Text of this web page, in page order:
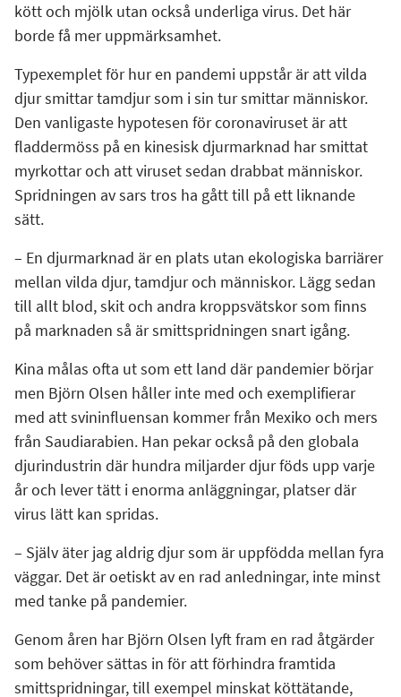
kött och mjölk utan också underliga virus. Det här
borde få mer uppmärksamhet.
Typexemplet för hur en pandemi uppstår är att vilda
djur smittar tamdjur som i sin tur smittar människor.
Den vanligaste hypotesen för coronaviruset är att
fladdermöss på en kinesisk djurmarknad har smittat
myrkottar och att viruset sedan drabbat människor.
Spridningen av sars tros ha gått till på ett liknande
sätt.
– En djurmarknad är en plats utan ekologiska barriärer
mellan vilda djur, tamdjur och människor. Lägg sedan
till allt blod, skit och andra kroppsvätskor som finns
på marknaden så är smittspridningen snart igång.
Kina målas ofta ut som ett land där pandemier börjar
men Björn Olsen håller inte med och exemplifierar
med att svininfluensan kommer från Mexiko och mers
från Saudiarabien. Han pekar också på den globala
djurindustrin där hundra miljarder djur föds upp varje
år och lever tätt i enorma anläggningar, platser där
virus lätt kan spridas.
– Själv äter jag aldrig djur som är uppfödda mellan fyra
väggar. Det är oetiskt av en rad anledningar, inte minst
med tanke på pandemier.
Genom åren har Björn Olsen lyft fram en rad åtgärder
som behöver sättas in för att förhindra framtida
smittspridningar, till exempel minskat köttätande,